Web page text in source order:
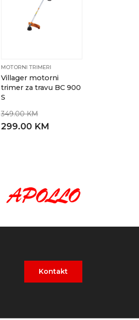
MOTORNI TRIMERI
Villager motorni
trimer za travu BC 900
S
349.00 KM
299.00 KM
Kontakt